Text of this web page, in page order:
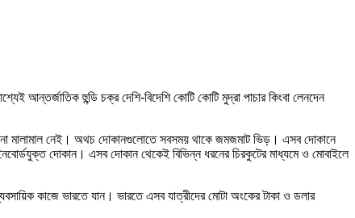
আন্তর্জাতিক হুন্ডি চক্র দেশি-বিদেশি কোটি কোটি মুদ্রা পাচার কিংবা লেনদেন
মালামাল নেই। অথচ দোকানগুলোতে সবসময় থাকে জমজমাট ভিড়। এসব দোকানে
দোকান। এসব দোকান থেকেই বিভিন্ন ধরনের চিরকুটের মাধ্যমে ও মোবাইলে
কাজে ভারতে যান। ভারতে এসব যাত্রীদের মোটা অংকের টাকা ও ডলার